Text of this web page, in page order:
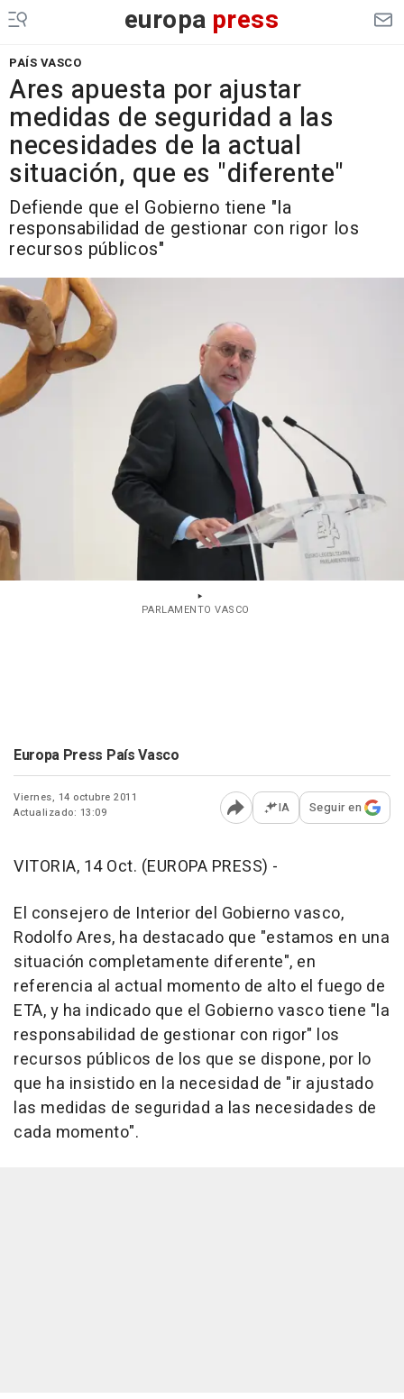
europa press
PAÍS VASCO
Ares apuesta por ajustar
medidas de seguridad a las
necesidades de la actual
situación, que es "diferente"
Defiende que el Gobierno tiene "la
responsabilidad de gestionar con rigor los
recursos públicos"
PARLAMENTO VASCO
Europa Press País Vasco
Viernes, 14 octubre 2011
Actualizado: 13:09
Abrir opciones para
IA Seguir en
VITORIA, 14 Oct. (EUROPA PRESS) -
El consejero de Interior del Gobierno vasco,
Rodolfo Ares, ha destacado que "estamos en una
situación completamente diferente", en
referencia al actual momento de alto el fuego de
ETA, y ha indicado que el Gobierno vasco tiene "la
responsabilidad de gestionar con rigor" los
recursos públicos de los que se dispone, por lo
que ha insistido en la necesidad de "ir ajustado
las medidas de seguridad a las necesidades de
cada momento".